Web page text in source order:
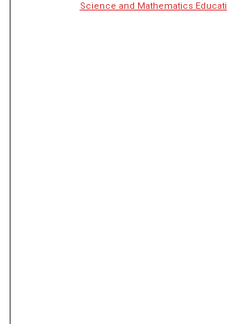
Science and Mathematics